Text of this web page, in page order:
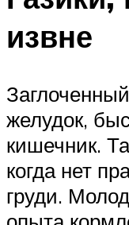
извне
желудок,
кишечник.
когда нет
груди.